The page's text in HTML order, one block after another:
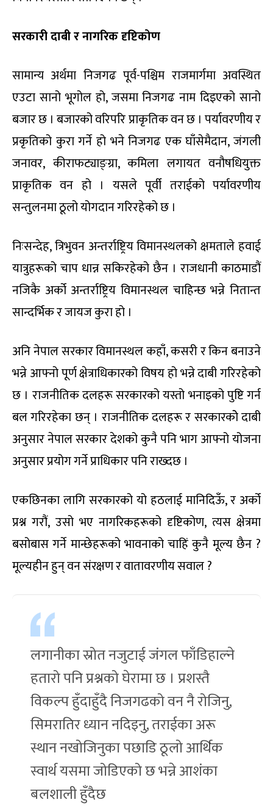
सरकारी दाबी र नागरिक दृष्टिकोण
सामान्य अर्थमा निजगढ पूर्व-पश्चिम राजमार्गमा अवस्थित
एउटा सानो भूगोल हो, जसमा निजगढ नाम दिइएको सानो
बजार छ । बजारको वरिपरि प्राकृतिक वन छ । पर्यावरणीय र
प्रकृतिको कुरा गर्ने हो भने निजगढ एक घाँसेमैदान, जंगली
जनावर, कीराफट्याङ्ग्रा, कमिला लगायत वनौषधियुक्त
प्राकृतिक वन हो । यसले पूर्वी तराईको पर्यावरणीय
सन्तुलनमा ठूलो योगदान गरिरहेको छ ।
निःसन्देह, त्रिभुवन अन्तर्राष्ट्रिय विमानस्थलको क्षमताले हवाई
यात्रुहरूको चाप धान्न सकिरहेको छैन । राजधानी काठमाडौं
नजिकै अर्को अन्तर्राष्ट्रिय विमानस्थल चाहिन्छ भन्ने नितान्त
सान्दर्भिक र जायज कुरा हो ।
अनि नेपाल सरकार विमानस्थल कहाँ, कसरी र किन बनाउने
भन्ने आफ्नो पूर्ण क्षेत्राधिकारको विषय हो भन्ने दाबी गरिरहेको
छ । राजनीतिक दलहरू सरकारको यस्तो भनाइको पुष्टि गर्न
बल गरिरहेका छन् । राजनीतिक दलहरू र सरकारकोे दाबी
अनुसार नेपाल सरकार देशको कुनै पनि भाग आफ्नो योजना
अनुसार प्रयोग गर्ने प्राधिकार पनि राख्दछ ।
एकछिनका लागि सरकारको यो हठलाई मानिदिऊँ, र अर्को
प्रश्न गरौं, उसो भए नागरिकहरूको दृष्टिकोण, त्यस क्षेत्रमा
बसोबास गर्ने मान्छेहरूको भावनाको चाहिं कुनै मूल्य छैन ?
मूल्यहीन हुन् वन संरक्षण र वातावरणीय सवाल ?
लगानीका स्रोत नजुटाई जंगल फाँडिहाल्ने
हतारो पनि प्रश्नको घेरामा छ । प्रशस्तै
विकल्प हुँदाहुँदै निजगढको वन नै रोजिनु,
सिमरातिर ध्यान नदिइनु, तराईका अरू
स्थान नखोजिनुका पछाडि ठूलो आर्थिक
स्वार्थ यसमा जोडिएको छ भन्ने आशंका
बलशाली हुँदैछ